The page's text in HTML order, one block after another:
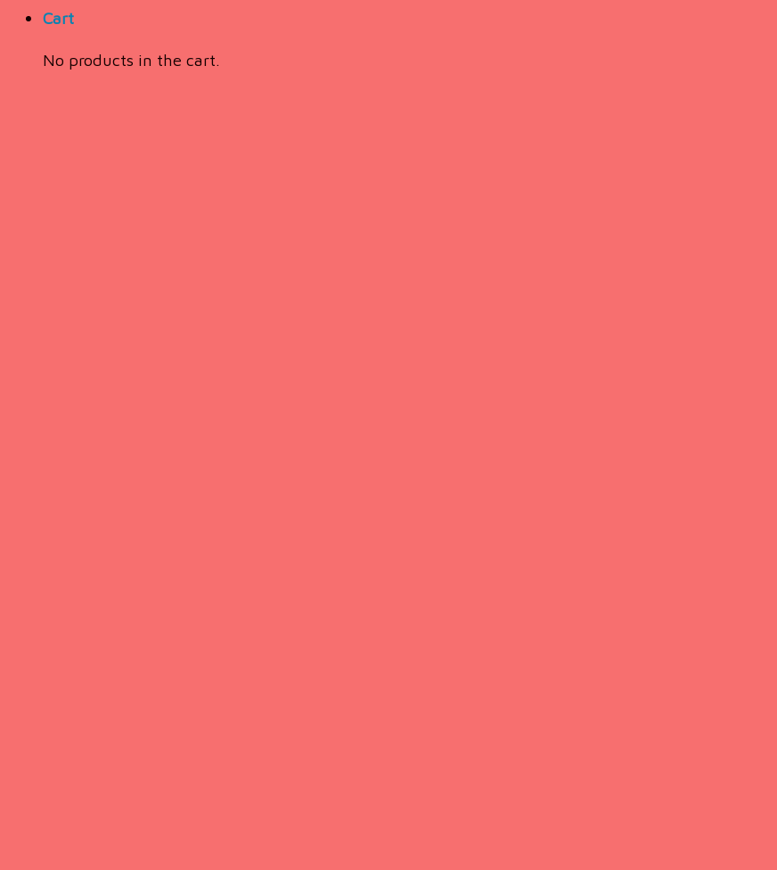
Cart
No products in the cart.